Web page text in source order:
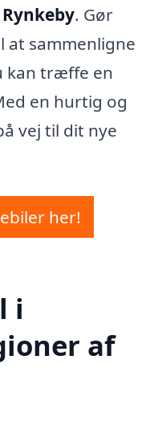
. Gør
at sammenligne
kan træffe en
en hurtig og
vej til dit nye
her!
i
af